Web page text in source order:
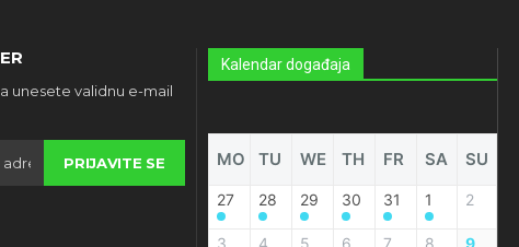
unesete validnu e-mail
PRIJAVITE SE
Kalendar događaja
MO TU WE TH FR SA SU
27 28 29 30 31 1 2